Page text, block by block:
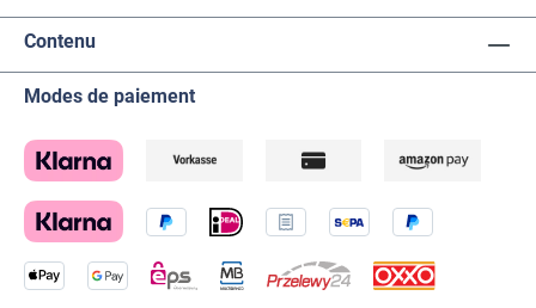
Contenu
Modes de paiement